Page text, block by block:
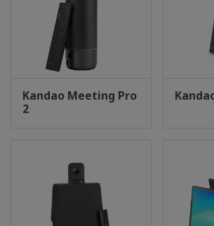
Kandao Meeting Pro
2